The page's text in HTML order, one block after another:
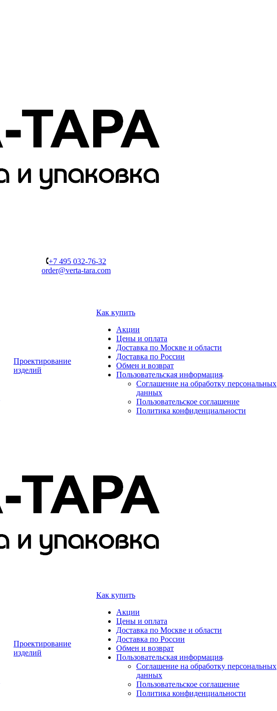
+7 495 032-76-32
order@verta-tara.com
Проектирование
изделий
Как купить
Акции
Цены и оплата
Доставка по Москве и области
Доставка по России
Обмен и возврат
Пользовательская информация
Соглашение на обработку персональных
данных
Пользовательское соглашение
Политика конфиденциальности
Проектирование
изделий
Как купить
Акции
Цены и оплата
Доставка по Москве и области
Доставка по России
Обмен и возврат
Пользовательская информация
Соглашение на обработку персональных
данных
Пользовательское соглашение
Политика конфиденциальности